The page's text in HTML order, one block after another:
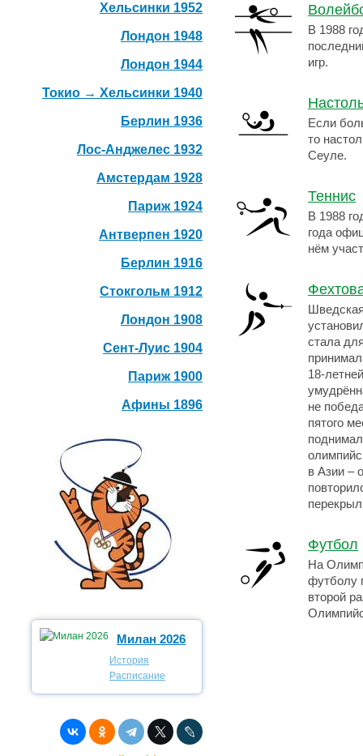
Хельсинки 1952
Лондон 1948
Лондон 1944
Токио → Хельсинки 1940
Берлин 1936
Лос-Анджелес 1932
Амстердам 1928
Париж 1924
Антверпен 1920
Берлин 1916
Стокгольм 1912
Лондон 1908
Сент-Луис 1904
Париж 1900
Афины 1896
Милан 2026
История
Расписание
В 1988
игр.
Если
то
Сеуле.
Теннис
В 1988
года
нём
стала
18-
не
пятого
в Азии –
Футбол
На
футболу
второй